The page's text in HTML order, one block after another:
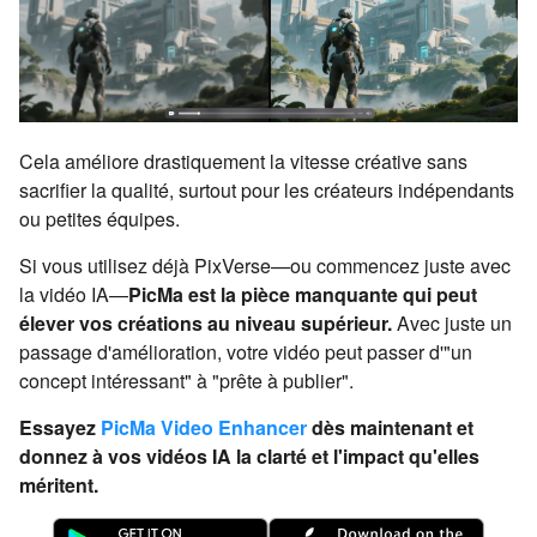
Cela améliore drastiquement la vitesse créative sans
sacrifier la qualité, surtout pour les créateurs indépendants
ou petites équipes.
Si vous utilisez déjà PixVerse—ou commencez juste avec
la vidéo IA—PicMa est la pièce manquante qui peut
élever vos créations au niveau supérieur.Avec juste un
passage d'amélioration, votre vidéo peut passer d'"un
concept intéressant" à "prête à publier".
Essayez PicMa Video Enhancerdès maintenant et
donnez à vos vidéos IA la clarté et l'impact qu'elles
méritent.